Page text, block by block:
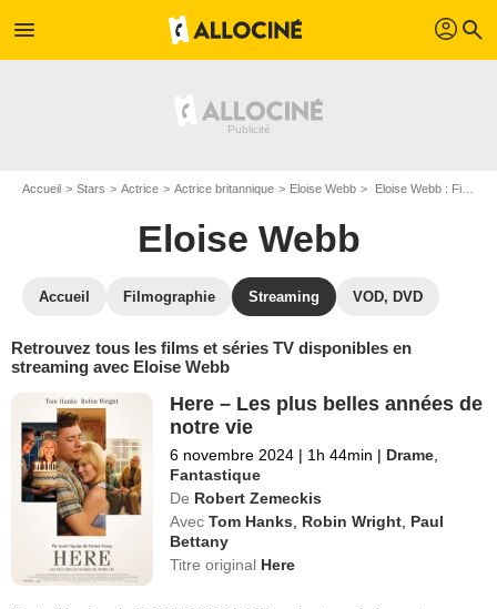
menu profil search
Accueil Stars Actrice Actrice britannique Eloise Webb Eloise Webb : Films et séries online
Eloise Webb
Accueil Filmographie Streaming VOD, DVD
Retrouvez tous les films et séries TV disponibles en
streaming avec Eloise Webb
Here – Les plus belles années de
notre vie
6 novembre 2024 | 1h 44min | Drame
Fantastique
De Robert Zemeckis
Avec Tom Hanks Robin Wright Paul
Bettany
Titre original Here